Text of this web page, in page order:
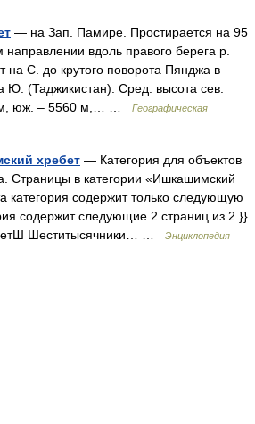
— на Зап. Памире. Простирается на 95
вдоль правого берега р.
на С. до крутого поворота Пянджа в
Ю. (Таджикистан). Сред. высота сев.
м, юж. – 5560 м,… …
Географическая
хребет — Категория для объектов
Страницы в категории «Ишкашимский
категория содержит только следующую
содержит следующие 2 страниц из 2.}}
Шеститысячники… …
Энциклопедия